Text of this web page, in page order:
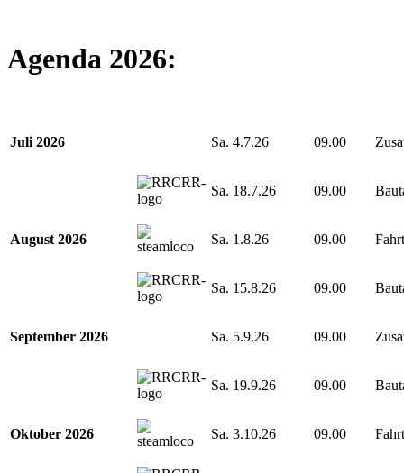
Agenda 2026:
Juli 2026 Sa. 4.7.26 09.00
Sa. 18.7.26 09.00
August 2026 Sa. 1.8.26 09.00
Sa. 15.8.26 09.00
September 2026 Sa. 5.9.26 09.00
Sa. 19.9.26 09.00
Oktober 2026 Sa. 3.10.26 09.00